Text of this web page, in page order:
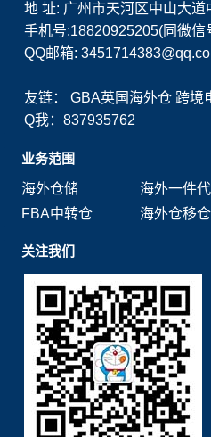
地 址: 广州市天河区中山大
手机号:18820925205(同微信
QQ邮箱:
友链：GBA英国海外仓 跨境
Q我：837935762
业务范围
海外仓储
海外一件
FBA中转仓
海外仓移
关注我们